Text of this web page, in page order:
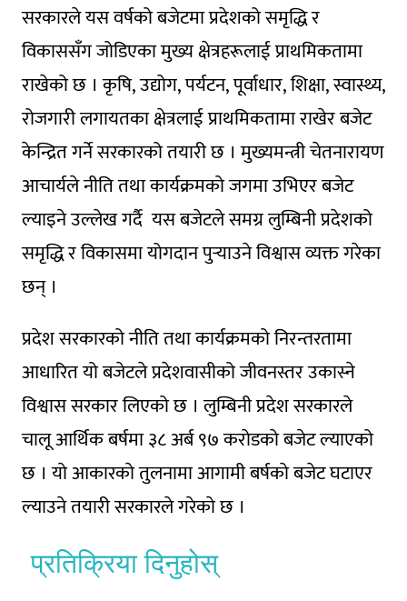
सरकारले यस वर्षको बजेटमा प्रदेशको समृद्धि र
विकाससँग जोडिएका मुख्य क्षेत्रहरूलाई प्राथमिकतामा
राखेको छ । कृषि, उद्योग, पर्यटन, पूर्वाधार, शिक्षा, स्वास्थ्य,
रोजगारी लगायतका क्षेत्रलाई प्राथमिकतामा राखेर बजेट
केन्द्रित गर्ने सरकारको तयारी छ । मुख्यमन्त्री चेतनारायण
आचार्यले नीति तथा कार्यक्रमको जगमा उभिएर बजेट
ल्याइने उल्लेख गर्दै यस बजेटले समग्र लुम्बिनी प्रदेशको
समृद्धि र विकासमा योगदान पुर्‍याउने विश्वास व्यक्त गरेका
छन् ।
प्रदेश सरकारको नीति तथा कार्यक्रमको निरन्तरतामा
आधारित यो बजेटले प्रदेशवासीको जीवनस्तर उकास्ने
विश्वास सरकार लिएको छ । लुम्बिनी प्रदेश सरकारले
चालू आर्थिक बर्षमा ३८ अर्ब ९७ कराेडकाे बजेट ल्याएको
छ । याे आकारकाे तुलनामा आगामी बर्षकाे बजेट घटाएर
ल्याउने तयारी सरकारले गरेकाे छ ।
प्रतिक्रिया दिनुहोस्